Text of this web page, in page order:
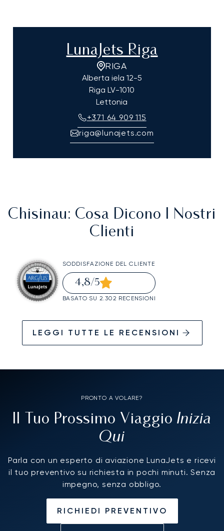
LunaJets Riga
RIGA
Alberta iela 12-5
Riga LV-1010
Lettonia
+371 64 909 115
riga@lunajets.com
Chisinau: Cosa Dicono I Nostri
Clienti
SODDISFAZIONE DEL CLIENTE
4,8/5
BASATO SU 2.302 RECENSIONI
LEGGI TUTTE LE RECENSIONI
PRONTO A VOLARE?
Il Tuo Prossimo Viaggio Inizia
Qui
Parla con un esperto di aviazione LunaJets e ricevi
il tuo preventivo su richiesta in pochi minuti. Senza
impegno, senza obbligo.
RICHIEDI PREVENTIVO